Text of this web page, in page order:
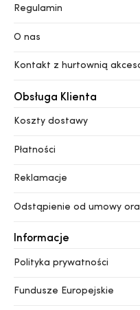
Regulamin
O nas
Kontakt z hurtownią
Obsługa Klienta
Koszty dostawy
Płatności
Reklamacje
Odstąpienie od umowy
Informacje
Polityka prywatności
Fundusze Europejskie